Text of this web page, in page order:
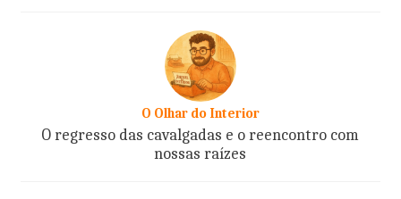
O Olhar do Interior
O regresso das cavalgadas e o reencontro com
nossas raízes